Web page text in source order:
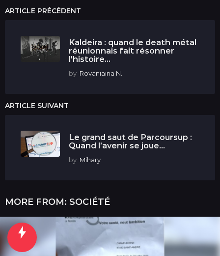
ARTICLE PRÉCÉDENT
Kaldeira : quand le death métal
réunionnais fait résonner
l'histoire...
by Rovaniaina N.
ARTICLE SUIVANT
Le grand saut de Parcoursup :
Quand l’avenir se joue...
by Mihary
MORE FROM: SOCIÉTÉ